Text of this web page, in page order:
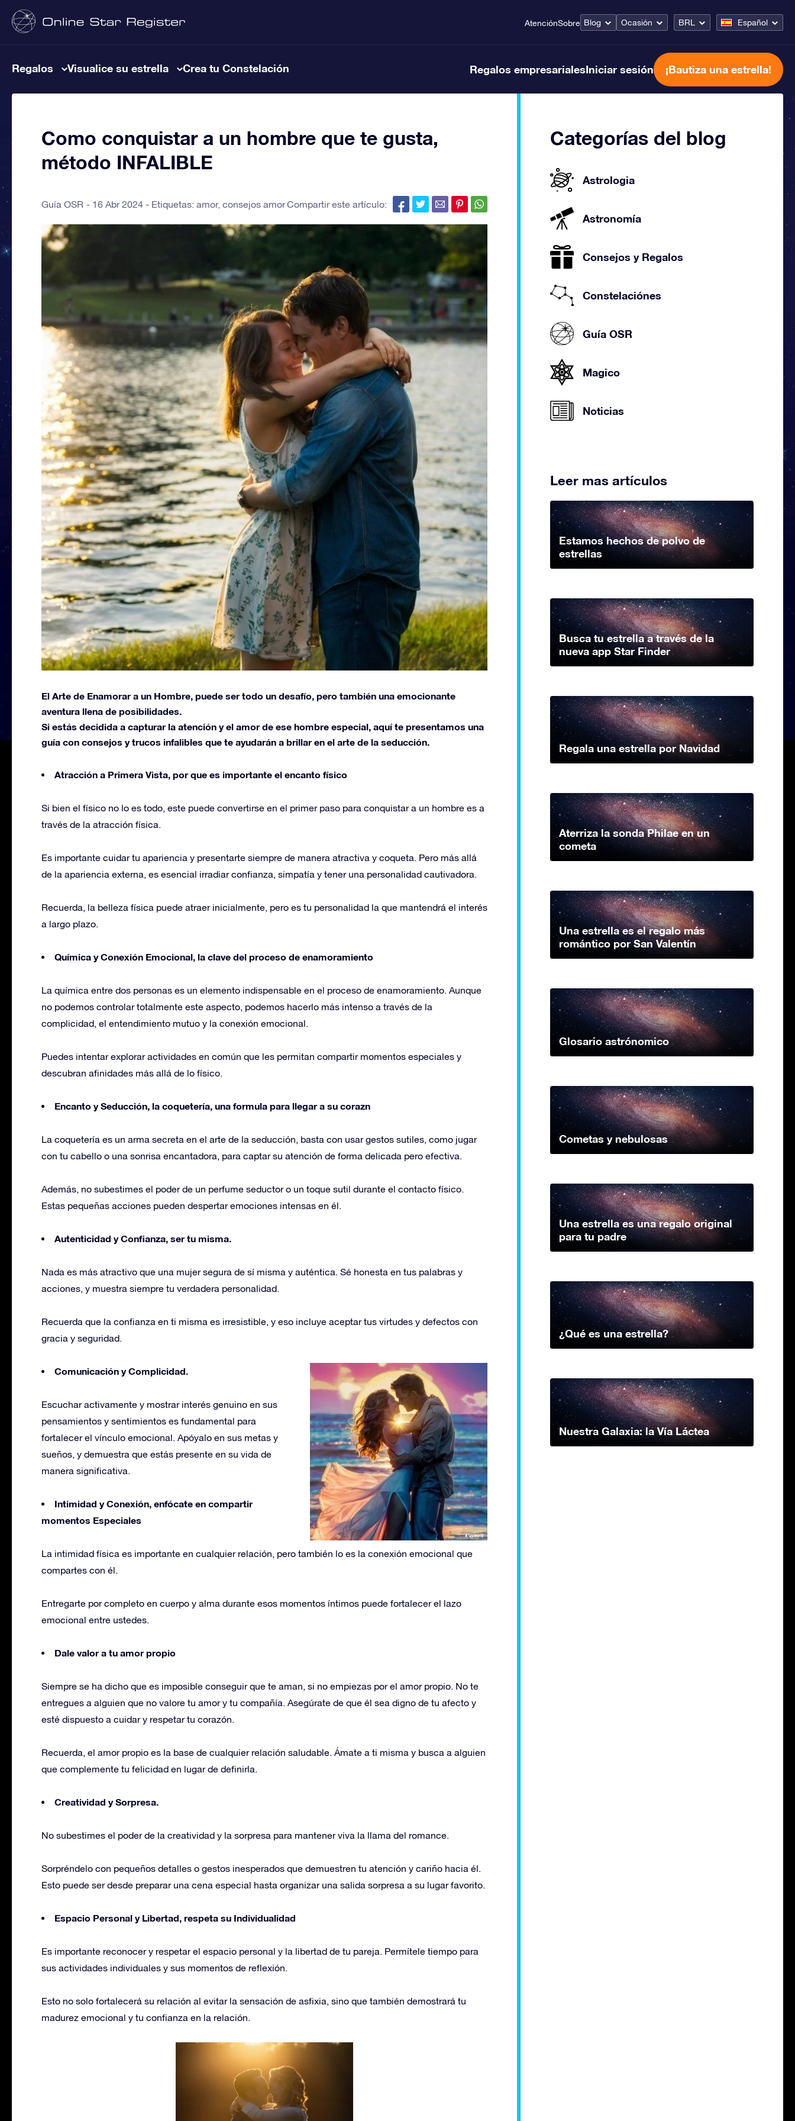
AtenciónSobre Blog Ocasión BRL Español
Regalos Visualice su estrella Crea tu Constelación Regalos empresarialesIniciar sesión ¡Bautiza una estrella!
Como conquistar a un hombre que te gusta,
método INFALIBLE
Guía OSR 16 Abr 2024 - Etiquetas: amor, consejos amorCompartir este artículo:
El Arte de Enamorar a un Hombre, puede ser todo un desafío, pero también una emocionante
aventura llena de posibilidades.
Si estás decidida a capturar la atención y el amor de ese hombre especial, aquí te presentamos una
guía con consejos y trucos infalibles que te ayudarán a brillar en el arte de la seducción.
Atracción a Primera Vista, por que es importante el encanto físico
Si bien el físico no lo es todo, este puede convertirse en el primer paso para conquistar a un hombre es a
través de la atracción física.
Es importante cuidar tu apariencia y presentarte siempre de manera atractiva y coqueta. Pero más allá
de la apariencia externa, es esencial irradiar confianza, simpatía y tener una personalidad cautivadora.
Recuerda, la belleza física puede atraer inicialmente, pero es tu personalidad la que mantendrá el interés
a largo plazo.
Química y Conexión Emocional, la clave del proceso de enamoramiento
La química entre dos personas es un elemento indispensable en el proceso de enamoramiento. Aunque
no podemos controlar totalmente este aspecto, podemos hacerlo más intenso a través de la
complicidad, el entendimiento mutuo y la conexión emocional.
Puedes intentar explorar actividades en común que les permitan compartir momentos especiales y
descubran afinidades más allá de lo físico.
Encanto y Seducción, la coquetería, una formula para llegar a su corazn
La coquetería es un arma secreta en el arte de la seducción, basta con usar gestos sutiles, como jugar
con tu cabello o una sonrisa encantadora, para captar su atención de forma delicada pero efectiva.
Además, no subestimes el poder de un perfume seductor o un toque sutil durante el contacto físico.
Estas pequeñas acciones pueden despertar emociones intensas en él.
Autenticidad y Confianza, ser tu misma.
Nada es más atractivo que una mujer segura de sí misma y auténtica. Sé honesta en tus palabras y
acciones, y muestra siempre tu verdadera personalidad.
Recuerda que la confianza en ti misma es irresistible, y eso incluye aceptar tus virtudes y defectos con
gracia y seguridad.
Comunicación y Complicidad.
Escuchar activamente y mostrar interés genuino en sus
pensamientos y sentimientos es fundamental para
fortalecer el vínculo emocional. Apóyalo en sus metas y
sueños, y demuestra que estás presente en su vida de
manera significativa.
Intimidad y Conexión, enfócate en compartir
momentos Especiales
La intimidad física es importante en cualquier relación, pero también lo es la conexión emocional que
compartes con él.
Entregarte por completo en cuerpo y alma durante esos momentos íntimos puede fortalecer el lazo
emocional entre ustedes.
Dale valor a tu amor propio
Siempre se ha dicho que es imposible conseguir que te aman, si no empiezas por el amor propio. No te
entregues a alguien que no valore tu amor y tu compañía. Asegúrate de que él sea digno de tu afecto y
esté dispuesto a cuidar y respetar tu corazón.
Recuerda, el amor propio es la base de cualquier relación saludable. Ámate a ti misma y busca a alguien
que complemente tu felicidad en lugar de definirla.
Creatividad y Sorpresa.
No subestimes el poder de la creatividad y la sorpresa para mantener viva la llama del romance.
Sorpréndelo con pequeños detalles o gestos inesperados que demuestren tu atención y cariño hacia él.
Esto puede ser desde preparar una cena especial hasta organizar una salida sorpresa a su lugar favorito.
Espacio Personal y Libertad, respeta su Individualidad
Es importante reconocer y respetar el espacio personal y la libertad de tu pareja. Permítele tiempo para
sus actividades individuales y sus momentos de reflexión.
Esto no solo fortalecerá su relación al evitar la sensación de asfixia, sino que también demostrará tu
madurez emocional y tu confianza en la relación.
Categorías del blog
Astrologia
Astronomía
Consejos y Regalos
Constelaciónes
Guía OSR
Magico
Noticias
Leer mas artículos
Estamos hechos de polvo de
estrellas
Busca tu estrella a través de la
nueva app Star Finder
Regala una estrella por Navidad
Aterriza la sonda Philae en un
cometa
Una estrella es el regalo más
romántico por San Valentín
Glosario astrónomico
Cometas y nebulosas
Una estrella es una regalo original
para tu padre
¿Qué es una estrella?
Nuestra Galaxia: la Vía Láctea